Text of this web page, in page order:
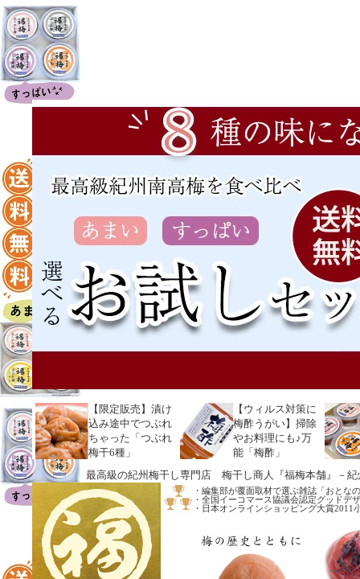
【 限定販売】漬け
込み途中でつぶれ
ちゃった「つぶれ
梅干6種」
【ウィルス対策に
梅酢うがい】掃除
やお料理にも♪万
能「梅酢」
最高級の紀州梅干し専門店 梅干し商人『福梅本舗』－
・編集部が覆面取材で選ぶ雑誌「おとな
・全国イーコマース協議会認定グッドデ
・日本オンラインショッピング大賞2011